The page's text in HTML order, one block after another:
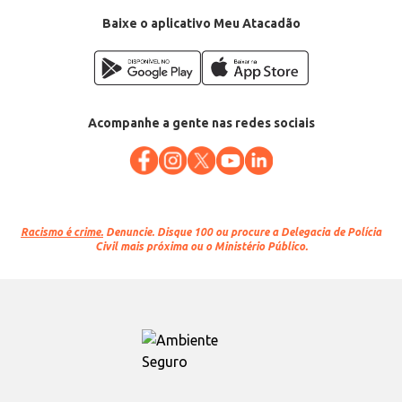
Baixe o aplicativo Meu Atacadão
Acompanhe a gente nas redes sociais
Racismo é crime. Denuncie. Disque 100 ou procure a Delegacia de Polícia
Civil mais próxima ou o Ministério Público.